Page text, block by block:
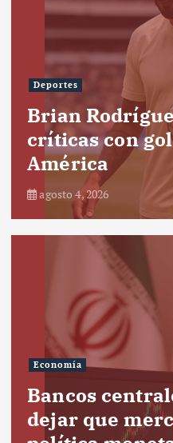
Deportes
Brian
críticas con
América
agosto 4, 2026
Economía
Bancos
dejar que